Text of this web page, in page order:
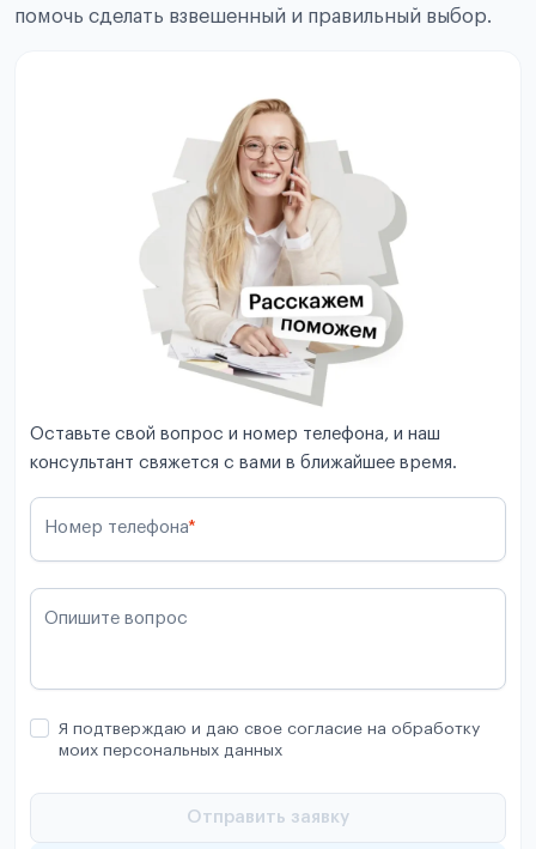
помочь сделать взвешенный и правильный выбор.
Оставьте свой вопрос и номер телефона, и наш
консультант свяжется с вами в ближайшее время.
Номер телефона*
Опишите вопрос
Я подтверждаю и даю свое согласие на обработку
моих персональных данных
Отправить заявку